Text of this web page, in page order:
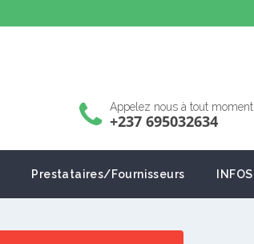
Appelez nous à tout moment
+237 695032634
Prestataires/Fournisseurs INFOS